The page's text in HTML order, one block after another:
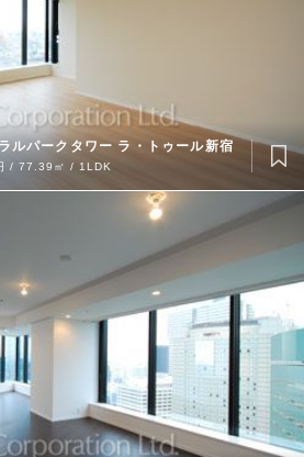
ルパークタワー ラ・トゥール新宿
/ 77.39㎡ / 1LDK